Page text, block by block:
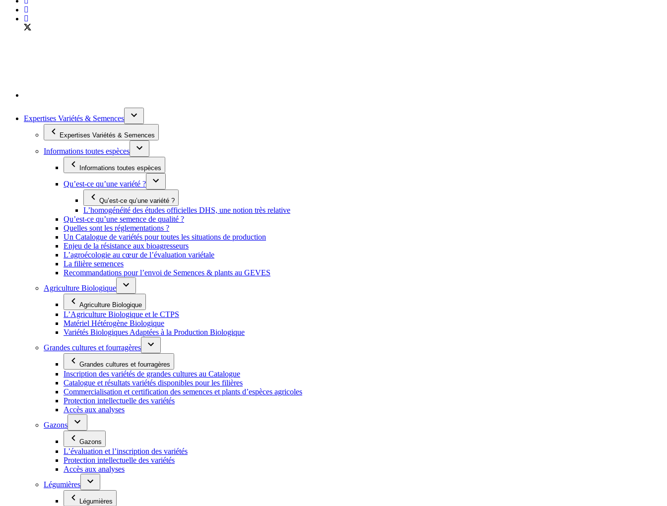
Expertises Variétés & Semences
Expertises Variétés & Semences
Informations toutes espèces
Informations toutes espèces
Qu’est-ce qu’une variété ?
Qu’est-ce qu’une variété ?
L’homogénéité des études officielles DHS, une notion très relative
Qu’est-ce qu’une semence de qualité ?
Quelles sont les réglementations ?
Un Catalogue de variétés pour toutes les situations de production
Enjeu de la résistance aux bioagresseurs
L’agroécologie au cœur de l’évaluation variétale
La filière semences
Recommandations pour l’envoi de Semences & plants au GEVES
Agriculture Biologique
Agriculture Biologique
L’Agriculture Biologique et le CTPS
Matériel Hétérogène Biologique
Variétés Biologiques Adaptées à la Production Biologique
Grandes cultures et fourragères
Grandes cultures et fourragères
Inscription des variétés de grandes cultures au Catalogue
Catalogue et résultats variétés disponibles pour les filières
Commercialisation et certification des semences et plants d’espèces agricoles
Protection intellectuelle des variétés
Accès aux analyses
Gazons
Gazons
L’évaluation et l’inscription des variétés
Protection intellectuelle des variétés
Accès aux analyses
Légumières
Légumières